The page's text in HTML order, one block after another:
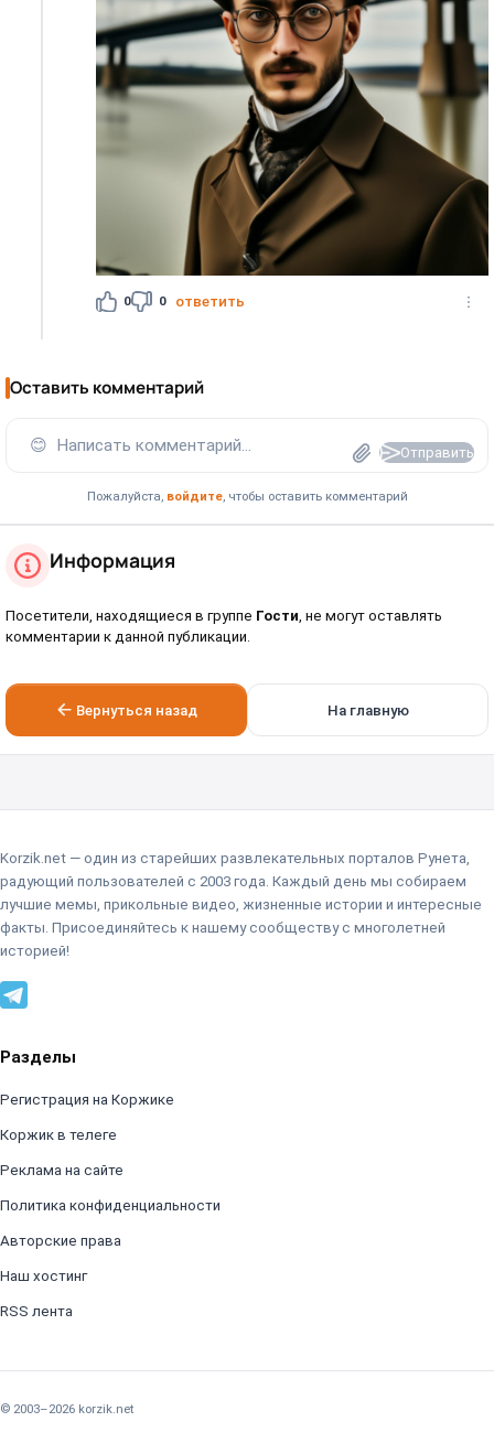
0 0 ответить
Оставить комментарий
😊 Написать комментарий... Отправить
Пожалуйста, войдите, чтобы оставить комментарий
Информация
Посетители, находящиеся в группе Гости, не могут оставлять
комментарии к данной публикации.
Вернуться назад На главную
Korzik.net — один из старейших развлекательных порталов Рунета,
радующий пользователей с 2003 года. Каждый день мы собираем
лучшие мемы, прикольные видео, жизненные истории и интересные
факты. Присоединяйтесь к нашему сообществу с многолетней
историей!
Разделы
Регистрация на Коржике
Коржик в телеге
Реклама на сайте
Политика конфиденциальности
Авторские права
Наш хостинг
RSS лента
© 2003–2026 korzik.net